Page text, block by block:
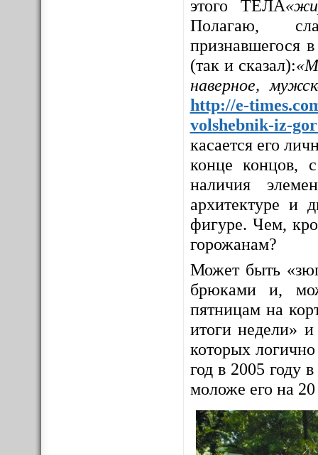
этого ТЕЛА
Полагаю,
признавшегося
(так и сказал):
наверное,
http://e-
volshebnik-iz-
касается его
конце концов,
наличия
архитектуре и
фигуре. Чем,
горожанам?
Может быть
брюками и,
пятницам на
итоги недели»
которых
год в 2005 году
моложе его на 20